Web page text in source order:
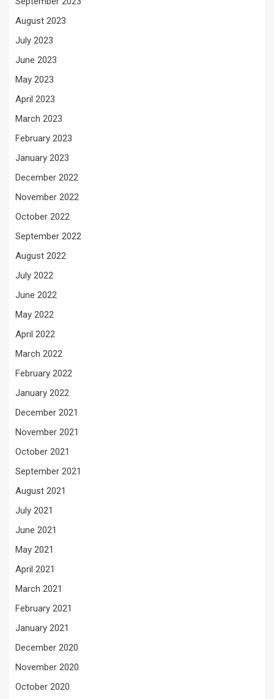
August 2023
July 2023
June 2023
May 2023
April 2023
March 2023
February 2023
January 2023
December 2022
November 2022
October 2022
September 2022
August 2022
July 2022
June 2022
May 2022
April 2022
March 2022
February 2022
January 2022
December 2021
November 2021
October 2021
September 2021
August 2021
July 2021
June 2021
May 2021
April 2021
March 2021
February 2021
January 2021
December 2020
November 2020
October 2020